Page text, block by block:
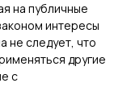
на публичные
интересы
не следует, что
другие
с